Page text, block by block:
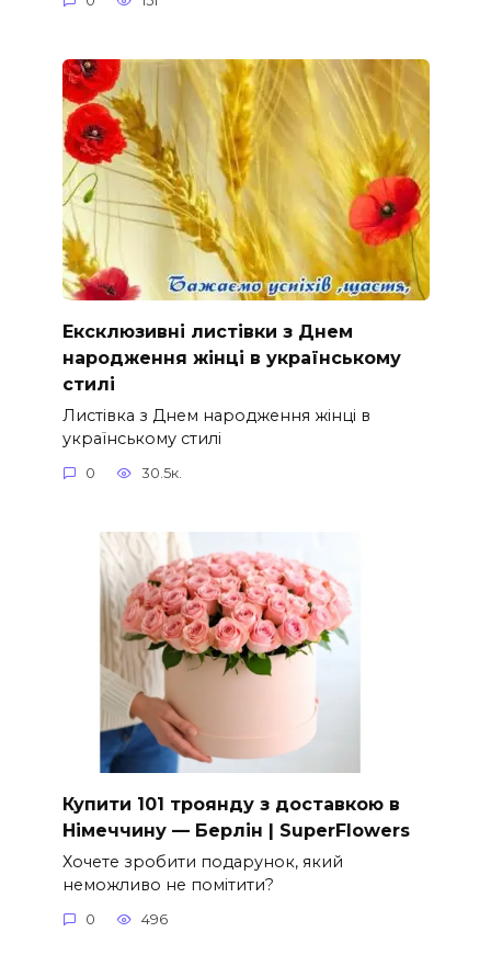
Ексклюзивні листівки з Днем
народження жінці в українському
стилі
Листівка з Днем народження жінці в
українському стилі
0 30.5к.
Купити 101 троянду з доставкою в
Німеччину — Берлін | SuperFlowers
Хочете зробити подарунок, який
неможливо не помітити?
0 496